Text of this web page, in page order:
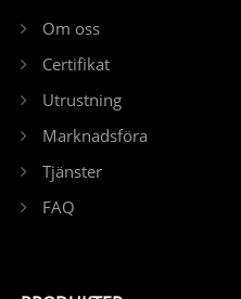
Om oss
Certifikat
Utrustning
Marknadsföra
Tjänster
FAQ